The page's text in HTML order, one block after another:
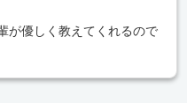
が優しく教えてくれるので